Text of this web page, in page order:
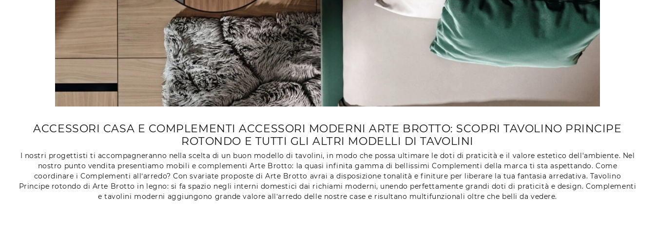
ACCESSORI CASA E COMPLEMENTI ACCESSORI MODERNI ARTE BROTTO: SCOPRI TAVOLINO PRINCIPE
ROTONDO E TUTTI GLI ALTRI MODELLI DI TAVOLINI
I nostri progettisti ti accompagneranno nella scelta di un buon modello di tavolini, in modo che possa ultimare le doti di praticità e il valore estetico dell'ambiente. Nel
nostro punto vendita presentiamo mobili e complementi Arte Brotto: la quasi infinita gamma di bellissimi Complementi della marca ti sta aspettando. Come
coordinare i Complementi all’arredo? Con svariate proposte di Arte Brotto avrai a disposizione tonalità e finiture per liberare la tua fantasia arredativa. Tavolino
Principe rotondo di Arte Brotto in legno: si fa spazio negli interni domestici dai richiami moderni, unendo perfettamente grandi doti di praticità e design. Complementi
e tavolini moderni aggiungono grande valore all’arredo delle nostre case e risultano multifunzionali oltre che belli da vedere.